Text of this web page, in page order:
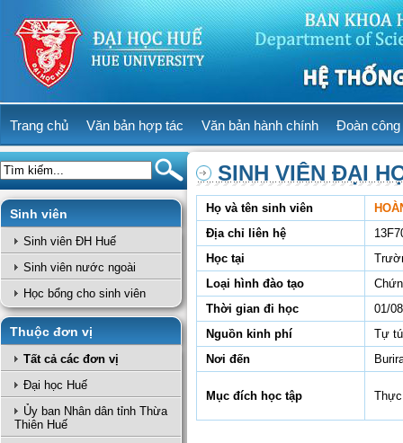
Trang chủ Văn bản hợp tác Văn bản hành chính Đoàn công
Sinh viên
Sinh viên ĐH Huế
Sinh viên nước ngoài
Học bổng cho sinh viên
Thuộc đơn vị
Tất cả các đơn vị
Đại học Huế
Ủy ban Nhân dân tỉnh Thừa
Thiên Huế
SINH VIÊN ĐẠI
Họ và tên sinh viên
Địa chỉ liên hệ
Học tại
Loại hình đào tạo
Thời gian đi học
01/
Nguồn kinh phí
Tự
Nơi đến
Mục đích học tập